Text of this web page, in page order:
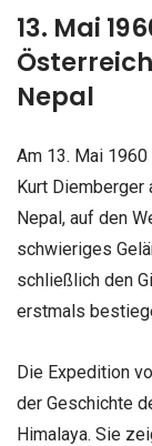
13. Mai
Nepal
Am 13. Mai
Kurt Diemberger
Nepal, auf den
schwieriges
schließlich den
erstmals
Die Expedition
der Geschichte
Himalaya. Sie